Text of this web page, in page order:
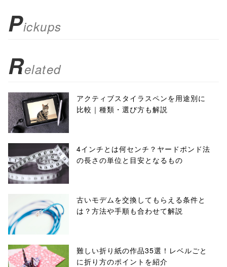
false;"> シェア
Pickups
Related
アクティブスタイラスペンを用途別に
比較｜種類・選び方も解説
4インチとは何センチ？ヤードポンド法
の長さの単位と目安となるもの
古いモデムを交換してもらえる条件と
は？方法や手順も合わせて解説
難しい折り紙の作品35選！レベルごと
に折り方のポイントを紹介